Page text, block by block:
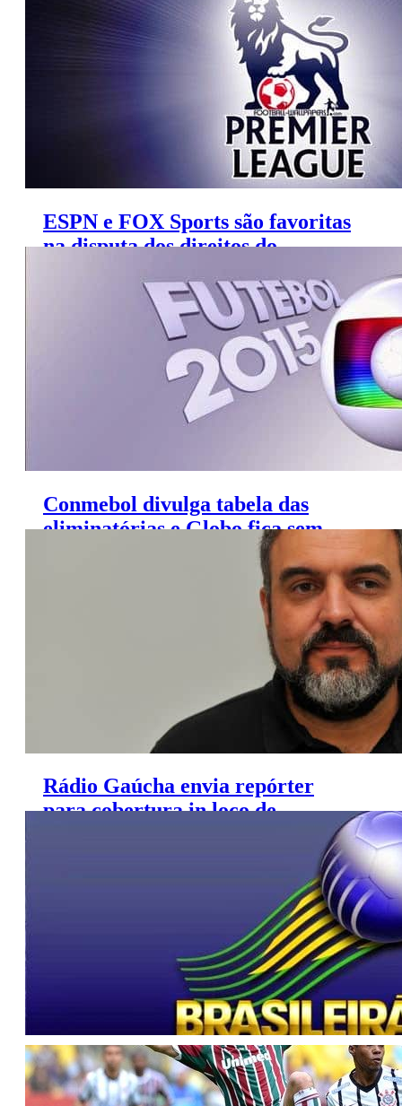
ESPN e FOX Sports são favoritas
na disputa dos direitos do
Conmebol divulga tabela das
eliminatórias e Globo fica sem
Rádio Gaúcha envia repórter
para cobertura in loco de
Agenda da TV (Quarta, 2/9/2015)